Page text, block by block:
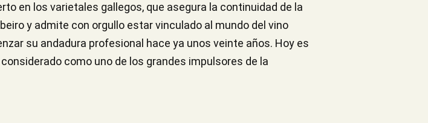
en los varietales gallegos, que asegura la continuidad de la
y admite con orgullo estar vinculado al mundo del vino
su andadura profesional hace ya unos veinte años. Hoy es
como uno de los grandes impulsores de la